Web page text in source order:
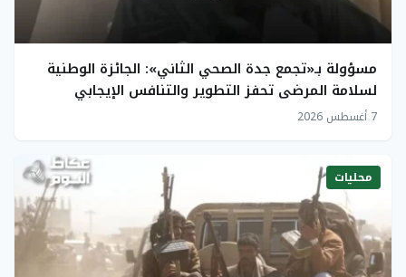
مسؤولة بـ«تجمع جدة الصحي الثاني»: الجائزة الوطنية
لسلامة المرضى تحفز التطوير والتنافس الإيجابي
7 أغسطس 2026
محليات